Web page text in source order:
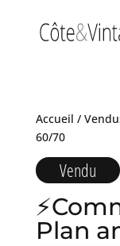
Accueil /
60/70
Vendu
Plan